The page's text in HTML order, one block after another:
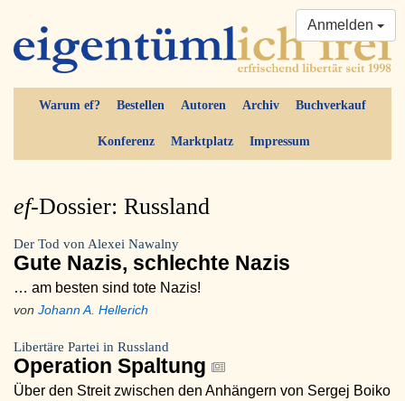
Warum ef? Bestellen Autoren Archiv Buchverkauf
Konferenz Marktplatz Impressum
Anmelden
ef-Dossier: Russland
Der Tod von Alexei Nawalny
Gute Nazis, schlechte Nazis
… am besten sind tote Nazis!
von Johann A. Hellerich
Libertäre Partei in Russland
Operation Spaltung
Über den Streit zwischen den Anhängern von Sergej Boiko